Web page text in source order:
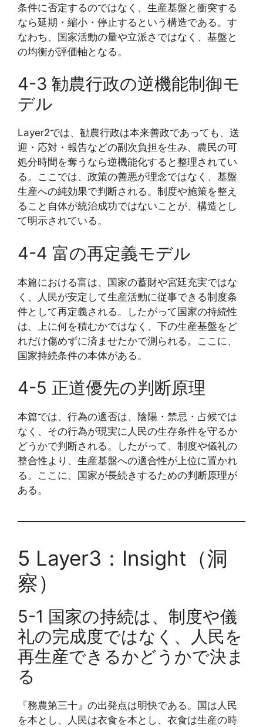
条件に否定するのではなく、生産基盤と衝突する
なら延期・縮小・停止するという構造である。す
なわち、国家活動の量や立派さではなく、基盤と
の均衡が評価軸となる。
4-3 勧農行政の逆機能制御モ
デル
Layer2では、勧農行政は本来善政であっても、送
迎・応対・報告などの副次負担を生み、農民の可
処分時間を奪うなら逆機能化すると整理されてい
る。ここでは、政策の善悪が理念ではなく、基盤
生産への純効果で判断される。制度や施策を整え
ること自体が統治成功ではないことが、構造とし
て明示されている。
4-4 富の再定義モデル
本篇における富は、国家の蓄財や宮廷充実ではな
く、人民が安定して生産活動に従事できる制度条
件として再定義される。したがって国家の持続性
は、上に何を積むかではなく、下の生産基盤をど
れだけ傷めずに済ませたかで測られる。ここに、
国家持続条件の本体がある。
4-5 正道優先の判断原理
本篇では、行為の適否は、陰陽・禁忌・占候では
なく、その行為が現実に人民の生存条件を守るか
どうかで判断される。したがって、制度や儀礼の
整合性より、生産基盤への適合性が上位に置かれ
る。ここに、国家が長続きするための判断原理が
ある。
5 Layer3：Insight（洞
察）
5-1 国家の持続は、制度や儀
礼の完成度ではなく、人民を
再生産できるかどうかで決ま
る
『務農第三十』の出発点は明快である。国は人民
を本とし、人民は衣食を本とし、衣食は生産の時